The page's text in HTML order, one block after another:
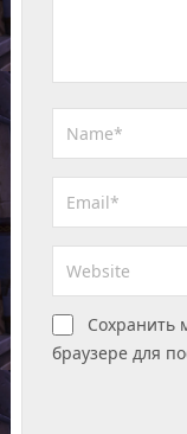
Сохранить
браузере для